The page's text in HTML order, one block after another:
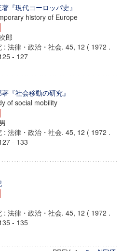
『現代ヨーロッパ史』
history of Europe
郎
: 法律・政治・社会. 45, 12 ( 1972 .
- 127
『社会移動の研究』
of social mobility
: 法律・政治・社会. 45, 12 ( 1972 .
- 133
: 法律・政治・社会. 45, 12 ( 1972 .
- 135